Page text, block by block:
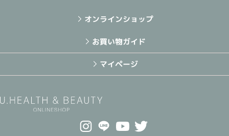
オンラインショップ
お買い物ガイド
マイページ